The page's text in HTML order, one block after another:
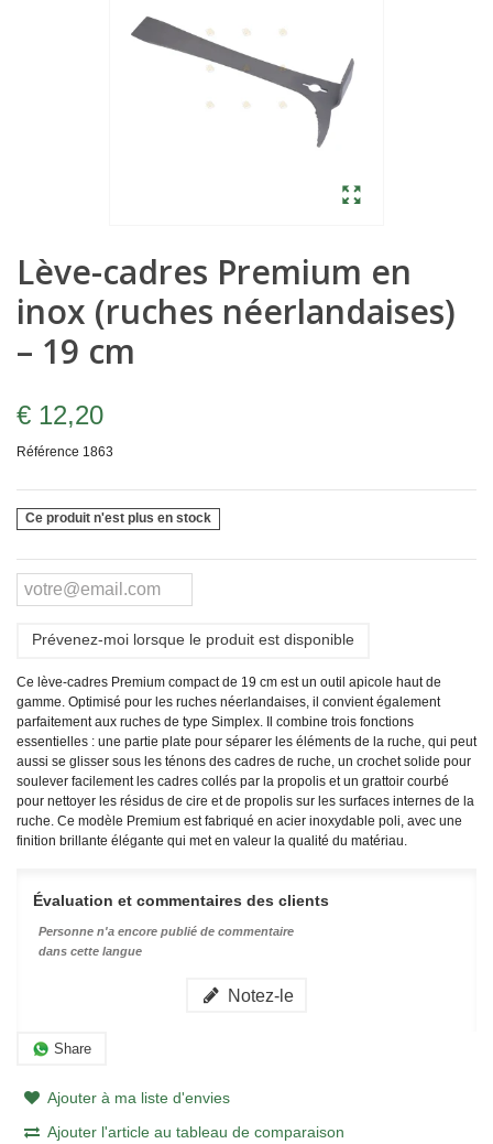
Lève-cadres Premium en
inox (ruches néerlandaises)
– 19 cm
€ 12,20
Référence 1863
Ce produit n'est plus en stock
Prévenez-moi lorsque le produit est disponible
Ce lève-cadres Premium compact de 19 cm est un outil apicole haut de
gamme. Optimisé pour les ruches néerlandaises, il convient également
parfaitement aux ruches de type Simplex. Il combine trois fonctions
essentielles : une partie plate pour séparer les éléments de la ruche, qui peut
aussi se glisser sous les ténons des cadres de ruche, un crochet solide pour
soulever facilement les cadres collés par la propolis et un grattoir courbé
pour nettoyer les résidus de cire et de propolis sur les surfaces internes de la
ruche. Ce modèle Premium est fabriqué en acier inoxydable poli, avec une
finition brillante élégante qui met en valeur la qualité du matériau.
Évaluation et commentaires des clients
Personne n'a encore publié de commentaire
dans cette langue
Notez-le
Share
Ajouter à ma liste d'envies
Ajouter l'article au tableau de comparaison